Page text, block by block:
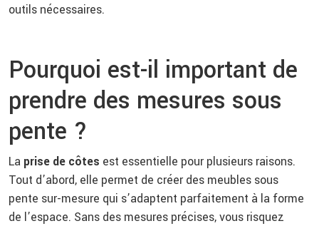
outils nécessaires.
Pourquoi est-il important de
prendre des mesures sous
pente ?
La prise de côtes est essentielle pour plusieurs raisons.
Tout d’abord, elle permet de créer des meubles sous
pente sur-mesure qui s’adaptent parfaitement à la forme
de l’espace. Sans des mesures précises, vous risquez